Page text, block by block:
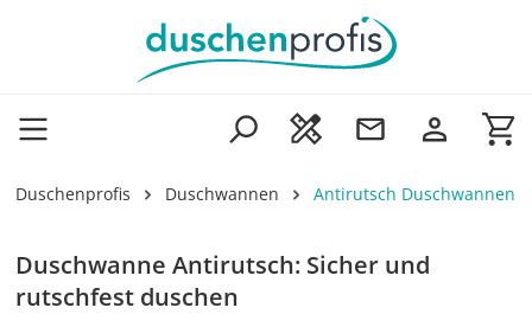
Zum Hauptinhalt springen
Duschenprofis Duschwannen Antirutsch Duschwannen
Duschwanne Antirutsch: Sicher und
rutschfest duschen